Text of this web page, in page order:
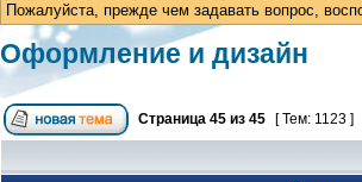
Пожалуйста, прежде чем задавать вопрос,
Оформление и дизайн
Страница 45 из 45 [ Тем: 1123 ]